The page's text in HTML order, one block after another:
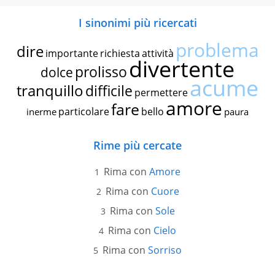
I sinonimi più ricercati
dire importante richiestaattività problema
dolce prolissodivertente
tranquillodifficile permettereacume
inerme particolarefare bello amore paura
Rime più cercate
Rima con Amore
Rima con Cuore
Rima con Sole
Rima con Cielo
Rima con Sorriso